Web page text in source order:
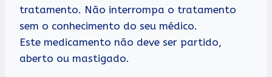
tratamento. Não interrompa o tratamento
sem o conhecimento do seu médico.
Este medicamento não deve ser partido,
aberto ou mastigado.